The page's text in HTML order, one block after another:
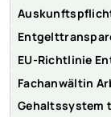
EU-Richtlinie
Fachanwältin
Gehaltssystem